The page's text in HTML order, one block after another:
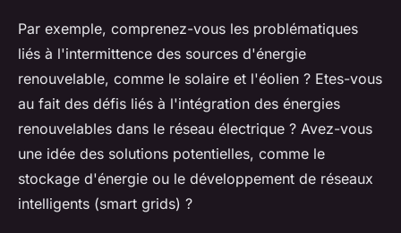
Par exemple, comprenez-vous les problématiques
liés à l'intermittence des sources d'énergie
renouvelable, comme le solaire et l'éolien ? Etes-vous
au fait des défis liés à l'intégration des énergies
renouvelables dans le réseau électrique ? Avez-vous
une idée des solutions potentielles, comme le
stockage d'énergie ou le développement de réseaux
intelligents (smart grids) ?